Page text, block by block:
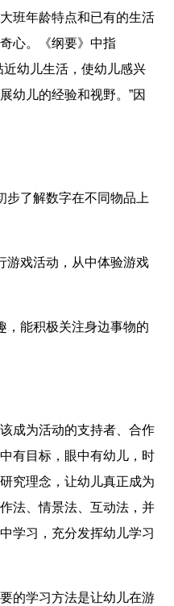
班年龄特点和已有的生活
心。《纲要》中指
近幼儿生活，使幼儿感兴
幼儿的经验和视野。”因
了解数字在不同物品上
戏活动，从中体验游戏
能积极关注身边事物的
为活动的支持者、合作
有目标，眼中有幼儿，时
究理念，让幼儿真正成为
法、情景法、互动法，并
学习，充分发挥幼儿学习
的学习方法是让幼儿在游